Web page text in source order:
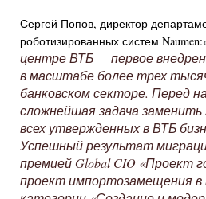
Сергей Попов, директор
роботизированных систем
центре ВТБ — первое
в масштабе более трех
банковском секторе. Перед
сложнейшая задача заменить
всех утвержденных в ВТБ
Успешный результат
премией Global CIO «Проект
проект импортозамещения